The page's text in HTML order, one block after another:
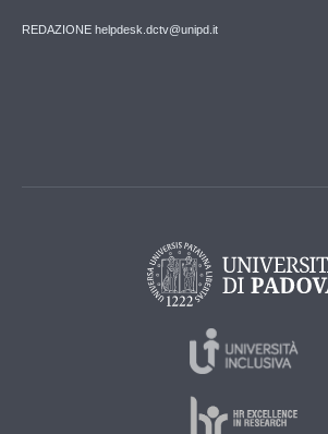
REDAZIONE helpdesk.dctv@unipd.it